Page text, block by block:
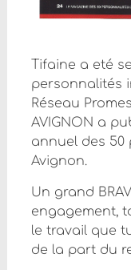
Tifaine a eté
personnalités
Réseau
AVIGNON a
annuel des 50
Avignon.
Un grand
engagement,
le travail que
de la part du